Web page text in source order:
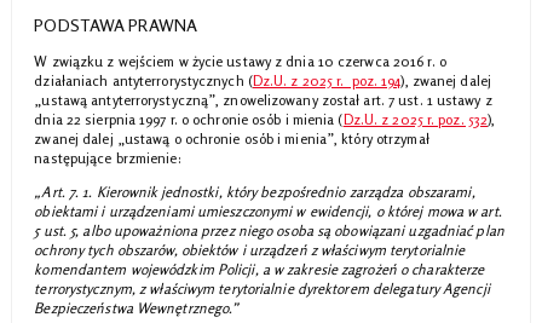
PODSTAWA PRAWNA
W związku z wejściem w życie ustawy z dnia 10 czerwca 2016 r. o
działaniach antyterrorystycznych (Dz.U. z 2025 r. poz. 194), zwanej dalej
„ustawą antyterrorystyczną”, znowelizowany został art. 7 ust. 1 ustawy z
dnia 22 sierpnia 1997 r. o ochronie osób i mienia (Dz.U. z 2025 r. poz. 532),
zwanej dalej „ustawą o ochronie osób i mienia”, który otrzymał
następujące brzmienie:
„Art. 7. 1. Kierownik jednostki, który bezpośrednio zarządza obszarami,
obiektami i urządzeniami umieszczonymi w ewidencji, o której mowa w art.
5 ust. 5, albo upoważniona przez niego osoba są obowiązani uzgadniać plan
ochrony tych obszarów, obiektów i urządzeń z właściwym terytorialnie
komendantem wojewódzkim Policji, a w zakresie zagrożeń o charakterze
terrorystycznym, z właściwym terytorialnie dyrektorem delegatury Agencji
Bezpieczeństwa Wewnętrznego.”